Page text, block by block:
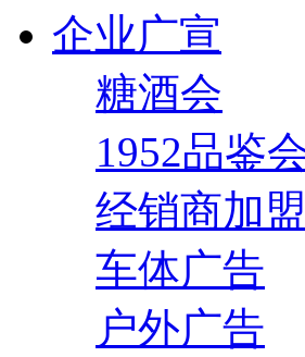
企业广宣
糖酒会
1952品鉴
经销商加盟
车体广告
户外广告